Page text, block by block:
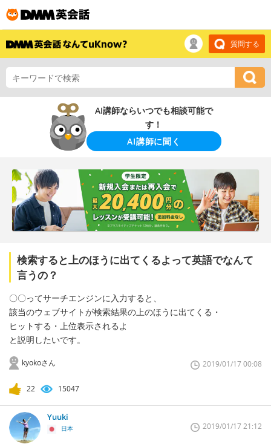
質問する
AI講師ならいつでも相談可能で
す！
AI講師に聞く
検索すると上のほうに出てくるよって英語でなんて
言うの？
〇〇ってサーチエンジンに入力すると、
該当のウェブサイトが検索結果の上のほうに出てくる・
ヒットする・上位表示されるよ
と説明したいです。
kyokoさん 2019/01/17 00:08
22 15047
Yuuki
日本 2019/01/17 21:12